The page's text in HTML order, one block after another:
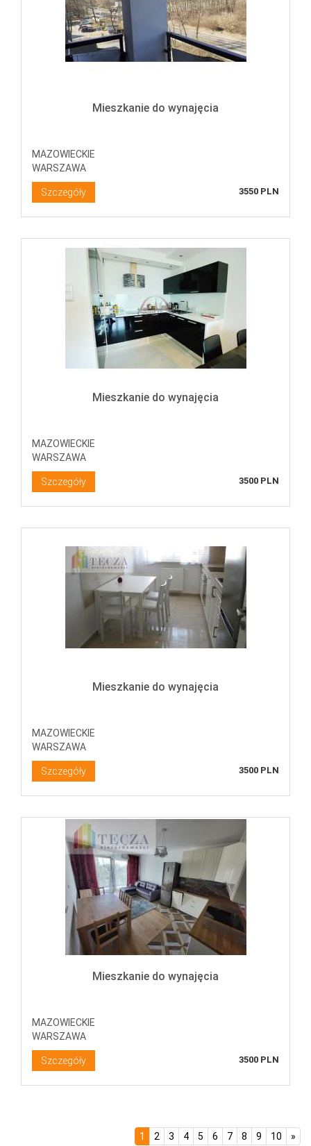
Mieszkanie do wynajęcia
MAZOWIECKIE
WARSZAWA
Szczegóły 3550 PLN
Mieszkanie do wynajęcia
MAZOWIECKIE
WARSZAWA
Szczegóły 3500 PLN
Mieszkanie do wynajęcia
MAZOWIECKIE
WARSZAWA
Szczegóły 3500 PLN
Mieszkanie do wynajęcia
MAZOWIECKIE
WARSZAWA
Szczegóły 3500 PLN
1 2 3 4 5 6 7 8 9 10 »